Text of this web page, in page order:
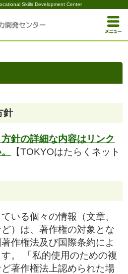
Skills Development Center
針
針の詳細な内容はリンク
【TOKYOはたらくネット
いる個々の情報（文章、
）は、著作権の対象とな
作権法及び国際条約によ
。 「私的使用のための複
著作権法上認められた場